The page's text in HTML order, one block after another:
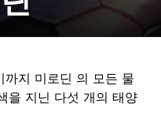
지 미로딘 의 모든 물
을 지닌 다섯 개의 태양